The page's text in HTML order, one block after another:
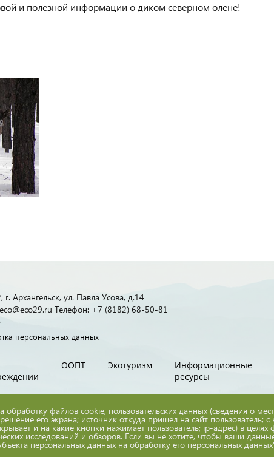
и полезной информации о диком северном олене!
г. Архангельск, ул. Павла Усова, д.14
Телефон: +7 (8182) 68-50-81
персональных данных
ООПТ Экотуризм
Информационные
ресурсы
обработку файлов cookie, пользовательских данных (сведения о
его экрана; источник откуда пришел на сайт пользователь; с
и на какие кнопки нажимает пользователь; ip-адрес) в целях
исследований и обзоров. Если вы не хотите, чтобы ваши
персональных данных на обработку его персональных